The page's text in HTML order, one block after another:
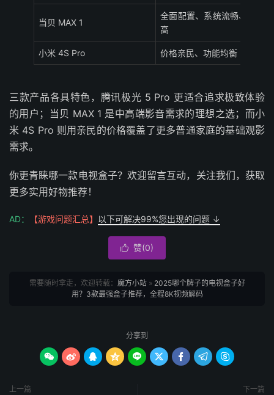
当贝 MAX 1
全面配置、系统流畅、性价比
高
小米 4S Pro 价格亲民、功能均衡
三款产品各具特色，腾讯极光 5 Pro 更适合追求极致体验
的用户；当贝 MAX 1 是中高端影音需求的理想之选；而小
米 4S Pro 则用亲民的价格覆盖了更多普通家庭的基础观影
需求。
你更青睐哪一款电视盒子？欢迎留言互动，关注我们，获取
更多实用好物推荐！
AD： 【游戏问题汇总】 以下可解决99%您出现的问题 ↓
 赞(0)
需要随时拿走，欢迎转载： 魔方小站» 2025哪个牌子的电视盒子好
用？3款最强盒子推荐，全程8K视频解码
分享到
        
上一篇 下一篇